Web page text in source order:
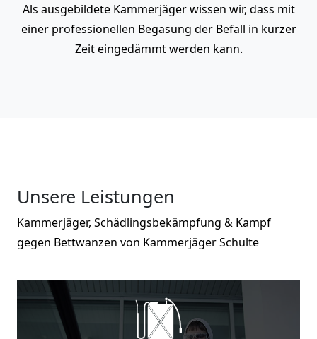
Als ausgebildete Kammerjäger wissen wir, dass mit
einer professionellen Begasung der Befall in kurzer
Zeit eingedämmt werden kann.
Unsere Leistungen
Kammerjäger, Schädlingsbekämpfung & Kampf
gegen Bettwanzen von Kammerjäger Schulte